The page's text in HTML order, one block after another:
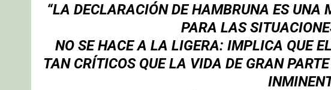
“LA DECLARACIÓN DE HAMBRUNA ES UNA
PARA LAS
NO SE HACE A LA LIGERA: IMPLICA QUE
TAN CRÍTICOS QUE LA VIDA DE GRAN